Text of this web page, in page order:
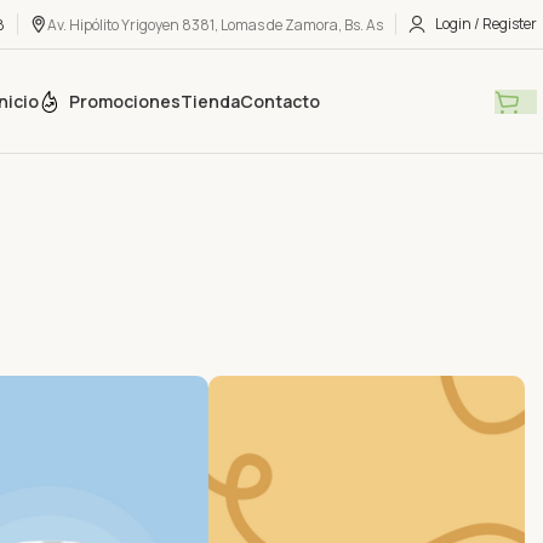
Av. Hipólito Yrigoyen 8381, Lomas de Zamora, Bs. As Login / Register
PromocionesTiendaContacto